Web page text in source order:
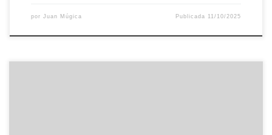
por Juan Múgica Publicada 11/10/2025